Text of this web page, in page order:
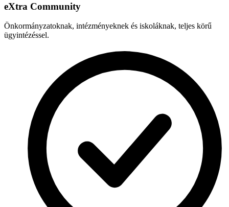
eXtra Community
Önkormányzatoknak, intézményeknek és iskoláknak, teljes körű
ügyintézéssel.